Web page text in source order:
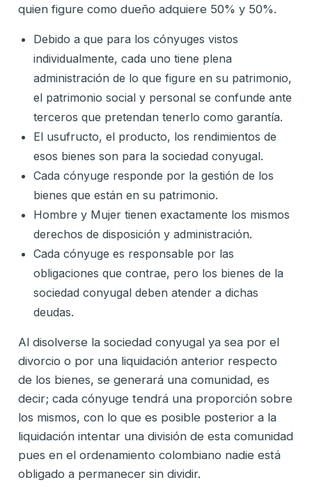
quien figure como dueño adquiere 50% y 50%.
Debido a que para los cónyuges vistos
individualmente, cada uno tiene plena
administración de lo que figure en su patrimonio,
el patrimonio social y personal se confunde ante
terceros que pretendan tenerlo como garantía.
El usufructo, el producto, los rendimientos de
esos bienes son para la sociedad conyugal.
Cada cónyuge responde por la gestión de los
bienes que están en su patrimonio.
Hombre y Mujer tienen exactamente los mismos
derechos de disposición y administración.
Cada cónyuge es responsable por las
obligaciones que contrae, pero los bienes de la
sociedad conyugal deben atender a dichas
deudas.
Al disolverse la sociedad conyugal ya sea por el
divorcio o por una liquidación anterior respecto
de los bienes, se generará una comunidad, es
decir; cada cónyuge tendrá una proporción sobre
los mismos, con lo que es posible posterior a la
liquidación intentar una división de esta comunidad
pues en el ordenamiento colombiano nadie está
obligado a permanecer sin dividir.